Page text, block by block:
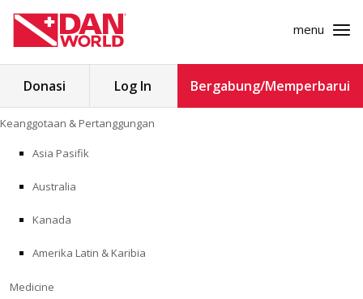
ke
konten
menu
untuk:
KEANGGOTAAN & PERTANGGUNGAN
SAFETY
Donasi Log In Bergabung/Memperbarui
Keanggotaan & Pertanggungan
Asia Pasifik
Australia
Kanada
Amerika Latin & Karibia
Medicine